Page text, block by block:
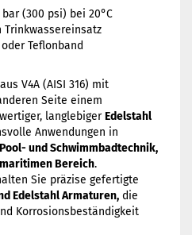
(300 psi) bei 20°C
Trinkwassereinsatz
Teflonband
aus V4A (AISI 316) mit
Seite einem
langlebigerEdelstahl
Anwendungen in
und Schwimmbadtechnik,
maritimen Bereich.
Sie präzise gefertigte
Edelstahl Armaturen, die
Korrosionsbeständigkeit